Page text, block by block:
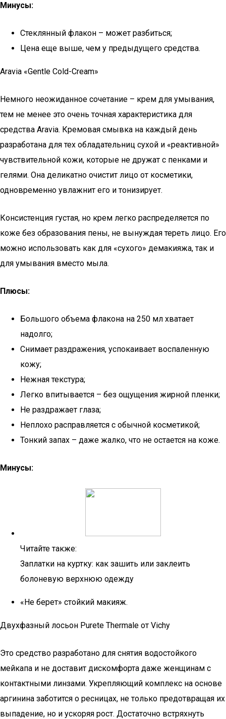
Минусы:
Стеклянный флакон – может разбиться;
Цена еще выше, чем у предыдущего средства.
Aravia «Gentle Cold-Cream»
Немного неожиданное сочетание – крем для умывания,
тем не менее это очень точная характеристика для
средства Aravia. Кремовая смывка на каждый день
разработана для тех обладательниц сухой и «реактивной»
чувствительной кожи, которые не дружат с пенками и
гелями. Она деликатно очистит лицо от косметики,
одновременно увлажнит его и тонизирует.
Консистенция густая, но крем легко распределяется по
коже без образования пены, не вынуждая тереть лицо. Его
можно использовать как для «сухого» демакияжа, так и
для умывания вместо мыла.
Плюсы:
Большого объема флакона на 250 мл хватает
надолго;
Снимает раздражения, успокаивает воспаленную
кожу;
Нежная текстура;
Легко впитывается – без ощущения жирной пленки;
Не раздражает глаза;
Неплохо расправляется с обычной косметикой;
Тонкий запах – даже жалко, что не остается на коже.
Минусы:
Читайте также:
Заплатки на куртку: как зашить или заклеить
болоневую верхнюю одежду
«Не берет» стойкий макияж.
Двухфазный лосьон Purete Thermale от Vichy
Это средство разработано для снятия водостойкого
мейкапа и не доставит дискомфорта даже женщинам с
контактными линзами. Укрепляющий комплекс на основе
аргинина заботится о ресницах, не только предотвращая их
выпадение, но и ускоряя рост. Достаточно встряхнуть